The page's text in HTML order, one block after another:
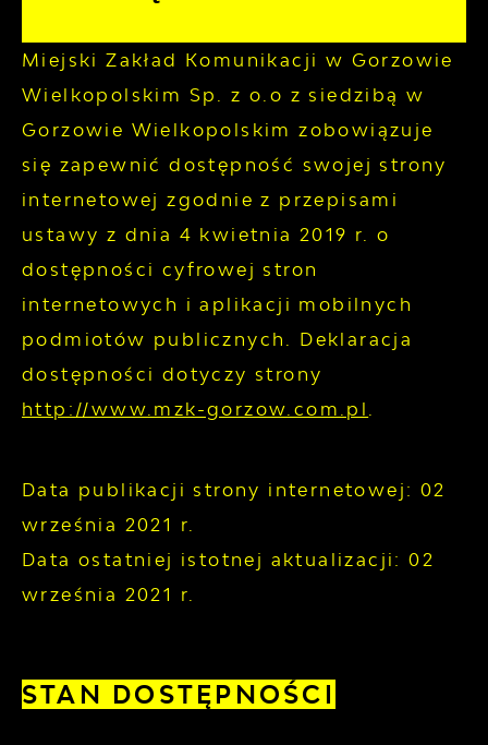
Miejski Zakład Komunikacji w Gorzowie
Wielkopolskim Sp. z o.o z siedzibą w
Gorzowie Wielkopolskim zobowiązuje
się zapewnić dostępność swojejstrony
internetowej zgodnie z przepisami
ustawy z dnia 4 kwietnia 2019 r. o
dostępności cyfrowej stron
internetowych i aplikacji mobilnych
podmiotów publicznych. Deklaracja
dostępności dotyczy strony
http://www.mzk-gorzow.com.pl .
Data publikacji strony internetowej: 02
września 2021 r.
Data ostatniej istotnej aktualizacji:02
września 2021 r.
STAN DOSTĘPNOŚCI